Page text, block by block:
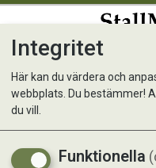
Pellets
Integritet
Här kan du värdera och
webbplats. Du bestämmer!
du vill.
Funktionella